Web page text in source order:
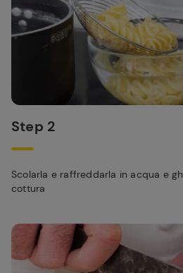
Step 2
Scolarla e raffreddarla in acqua e
cottura